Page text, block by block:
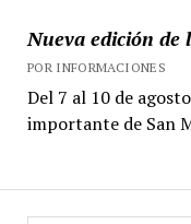
Nueva edición de
POR INFORMACIONES
Del 7 al 10 de
importante de San